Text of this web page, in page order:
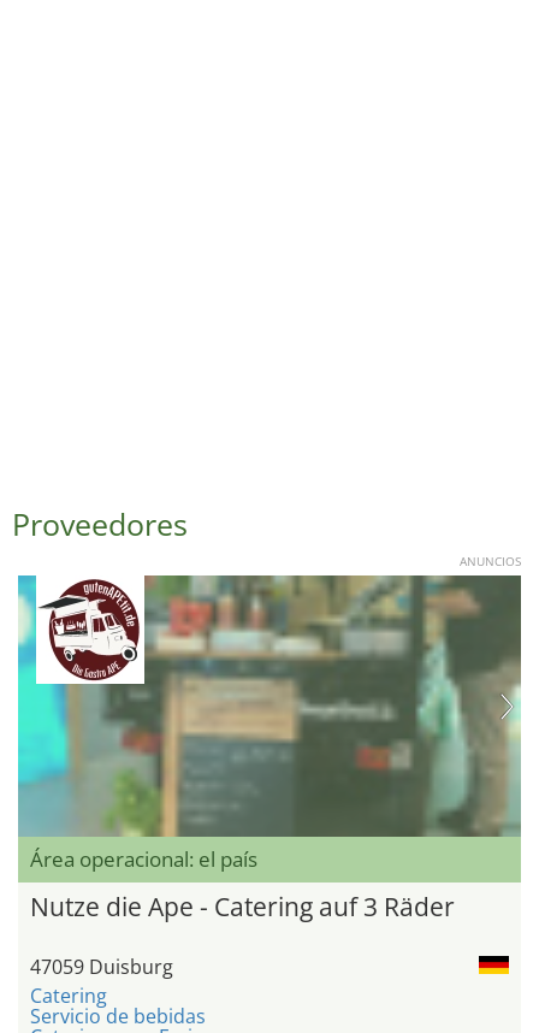
Proveedores
ANUNCIOS
Área operacional: el país
Nutze die Ape - Catering auf 3 Räder
47059 Duisburg
Catering
Servicio de bebidas